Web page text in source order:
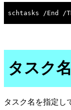
タスク
タスク名を指定し